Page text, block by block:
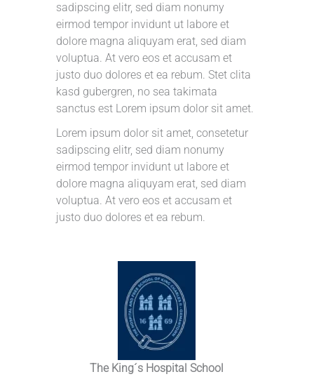
sadipscing elitr, sed diam nonumy
eirmod tempor invidunt ut labore et
dolore magna aliquyam erat, sed diam
voluptua. At vero eos et accusam et
justo duo dolores et ea rebum. Stet clita
kasd gubergren, no sea takimata
sanctus est Lorem ipsum dolor sit amet.
Lorem ipsum dolor sit amet, consetetur
sadipscing elitr, sed diam nonumy
eirmod tempor invidunt ut labore et
dolore magna aliquyam erat, sed diam
voluptua. At vero eos et accusam et
justo duo dolores et ea rebum.
The King´s Hospital School